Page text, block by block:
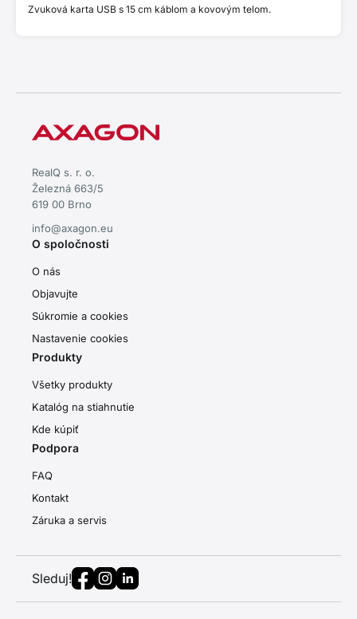
Zvuková karta USB s 15 cm káblom a kovovým telom.
RealQ s. r. o.
Železná 663/5
619 00 Brno
info@axagon.eu
O spoločnosti
O nás
Objavujte
Súkromie a cookies
Nastavenie cookies
Produkty
Všetky produkty
Katalóg na stiahnutie
Kde kúpiť
Podpora
FAQ
Kontakt
Záruka a servis
Sleduj!